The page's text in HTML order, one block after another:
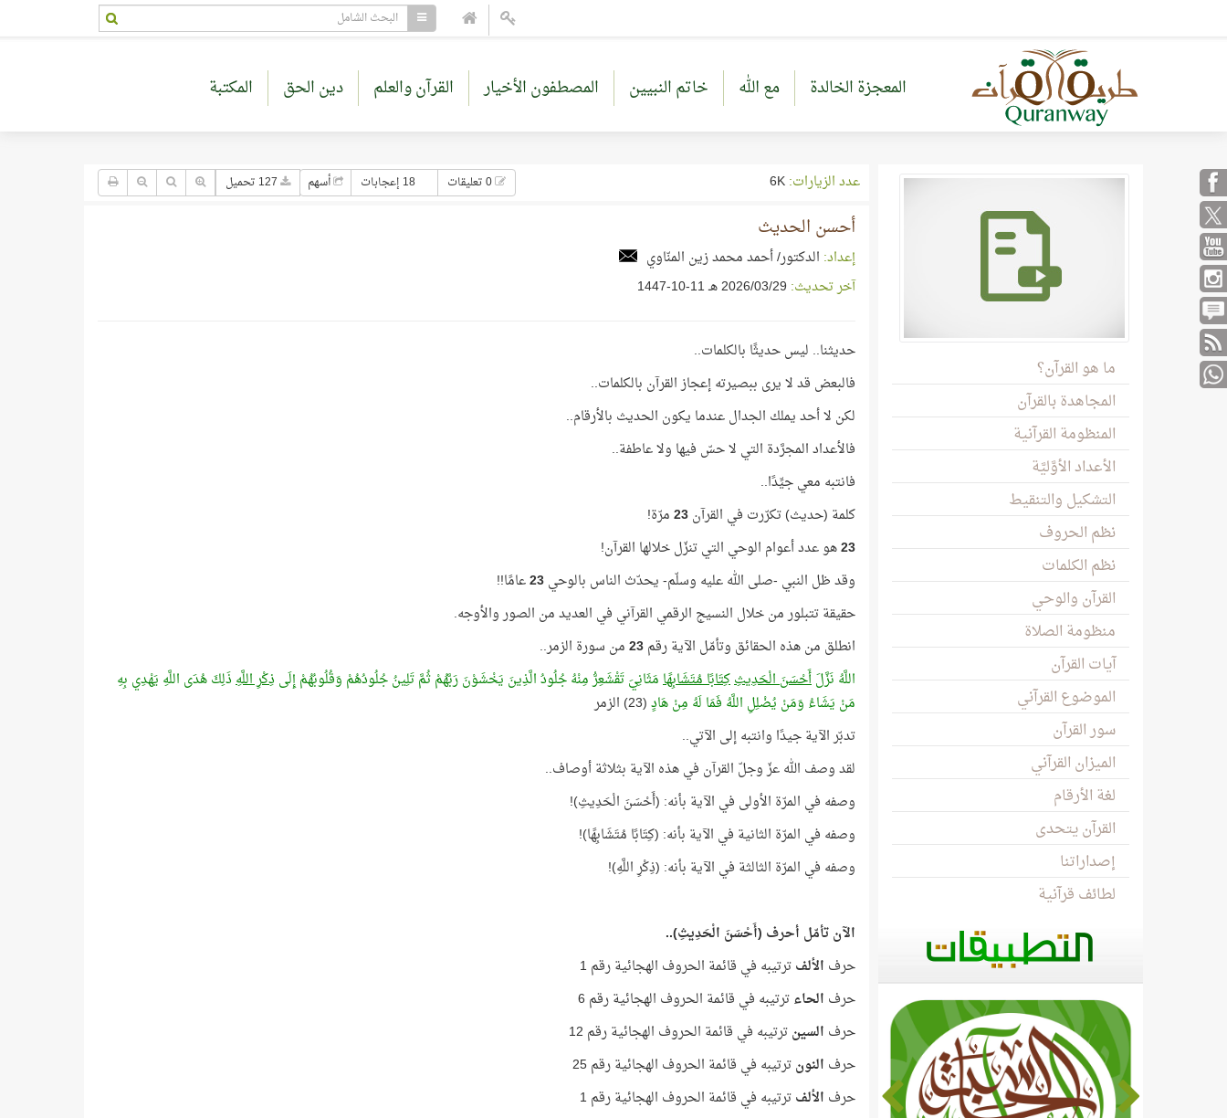
المعجزة الخالدة مع الله خاتم النبيين المصطفون الأخيار القرآن والعلم دين الحق المكتبة
ما هو القرآن؟
المجاهدة بالقرآن
المنظومة القرآنية
الأعداد الأوَّليَّة
التشكيل والتنقيط
نظم الحروف
نظم الكلمات
القرآن والوحي
منظومة الصلاة
آيات القرآن
الموضوع القرآني
سور القرآن
الميزان القرآني
لغة الأرقام
القرآن يتحدى
إصداراتنا
لطائف قرآنية
عدد الزيارات: 18 إعجابات أسهم
أحسن الحديث
إعداد: الدكتور/ أحمد محمد زين المنّاوي
آخر تحديث: 29‏/03‏/2026 هـ 11-10-1447
حديثنا.. ليس حديثًا بالكلمات..
فالبعض قد لا يرى ببصيرته إعجاز القرآن بالكلمات..
لكن لا أحد يملك الجدال عندما يكون الحديث بالأرقام..
فالأعداد المجرَّدة التي لا حسّ فيها ولا عاطفة..
فانتبه معي جيِّدًا..
كلمة (حديث) تكرّرت في القرآن23مرّة!
23هو عدد أعوام الوحي التي تنزّل خلالها القرآن!
وقد ظل النبي -صلى الله عليه وسلّم- يحدّث الناس بالوحي23عامًا!!
حقيقة تتبلور من خلال النسيج الرقمي القرآني في العديد من الصور والأوجه.
انطلق من هذه الحقائق وتأمّل الآية رقم23من سورة الزمر..
اللَّهُ نَزَّلَأَحْسَنَ الْحَدِيثِكِتَابًا مُتَشَابِهًامَثَانِيَ تَقْشَعِرُّ مِنْهُ جُلُودُ الَّذِينَ يَخْشَوْنَ رَبَّهُمْ ثُمَّ تَلِينُ جُلُودُهُمْ وَقُلُوبُهُمْ إِلَى ذِكْرِ اللَّهِذَلِكَ هُدَى اللَّهِ يَهْدِي بِهِ
مَنْ يَشَاءُ وَمَنْ يُضْلِلِ اللَّهُ فَمَا لَهُ مِنْ هَادٍ(23) الزمر
تدبّر الآية جيدًا وانتبه إلى الآتي..
لقد وصف الله عزّ وجلّ القرآن في هذه الآية بثلاثة أوصاف..
وصفه في المرّة الأولى في الآية بأنه: (أَحْسَنَ الْحَدِيثِ)!
وصفه في المرّة الثانية في الآية بأنه: (كِتَابًا مُتَشَابِهًا)!
وصفه في المرّة الثالثة في الآية بأنه: (ذِكْرِ اللَّهِ)!
الآن تأمّل أحرف (أَحْسَنَ الْحَدِيثِ)..
حرف الألفترتيبه في قائمة الحروف الهجائية رقم 1
حرف الحاءترتيبه في قائمة الحروف الهجائية رقم 6
حرف السينترتيبه في قائمة الحروف الهجائية رقم 12
حرف النونترتيبه في قائمة الحروف الهجائية رقم 25
حرف الألفترتيبه في قائمة الحروف الهجائية رقم 1